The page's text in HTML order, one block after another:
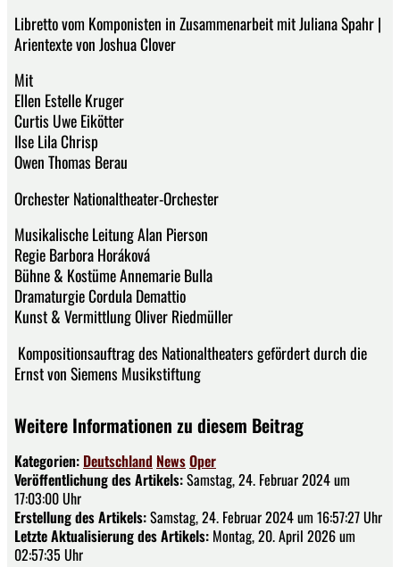
Libretto vom Komponisten in Zusammenarbeit mit Juliana Spahr |
Arientexte von Joshua Clover
Mit
Ellen Estelle Kruger
Curtis Uwe Eikötter
Ilse Lila Chrisp
Owen Thomas Berau
Orchester Nationaltheater-Orchester
Musikalische Leitung Alan Pierson
Regie Barbora Horáková
Bühne & Kostüme Annemarie Bulla
Dramaturgie Cordula Demattio
Kunst & Vermittlung Oliver Riedmüller
Kompositionsauftrag des Nationaltheaters gefördert durch die
Ernst von Siemens Musikstiftung
Weitere Informationen zu diesem Beitrag
Kategorien: Deutschland NewsOper
Veröffentlichung des Artikels:Samstag, 24. Februar 2024 um
17:03:00 Uhr
Erstellung des Artikels:Samstag, 24. Februar 2024 um 16:57:27 Uhr
Letzte Aktualisierung des Artikels: Montag, 20. April 2026 um
02:57:35 Uhr